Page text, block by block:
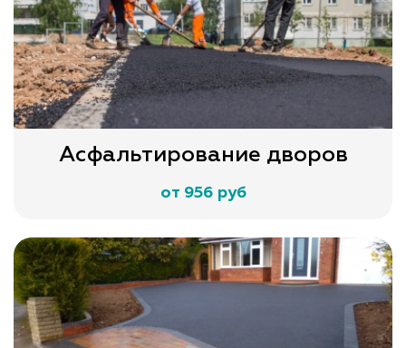
Асфальтирование дворов
от 956 руб